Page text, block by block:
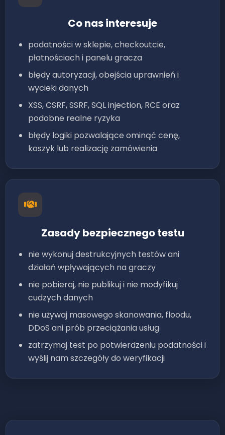
Co nas interesuje
podatności w sklepie, checkoutcie,
płatnościach i panelu gracza
błędy autoryzacji, obejścia uprawnień i
wycieki danych
XSS, CSRF, SSRF, SQL injection, RCE oraz
podobne realne ryzyka
błędy logiki pozwalające ominąć cenę,
koszyk lub realizację zamówienia
Zasady bezpiecznego testu
nie wykonuj destrukcyjnych testów ani
działań wpływających na graczy
nie pobieraj, nie publikuj i nie modyfikuj
cudzych danych
nie używaj masowego skanowania, floodu,
DDoS ani prób przeciążania usług
zatrzymaj test po potwierdzeniu podatności i
wyślij nam szczegóły do weryfikacji